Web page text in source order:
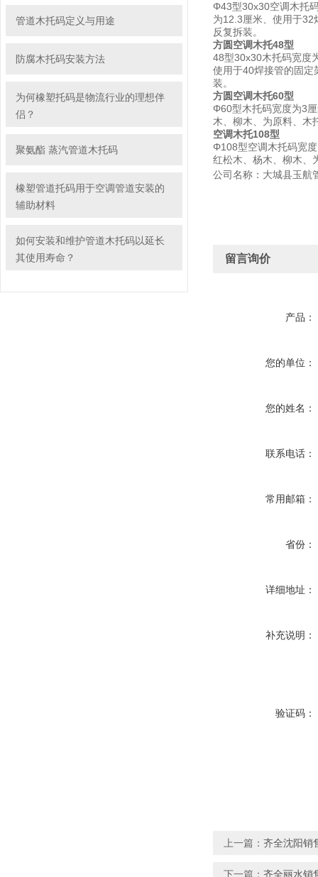
管道木托码定义与用途
防腐木托码安装方法
为何橡塑托码是物流行业的理想伴
侣？
聚氨酯 蒸汽管道木托码
橡塑管道托码用于空调管道安装的
辅助材料
如何安装和维护管道木托码以延长
其使用寿命？
Φ43型30x30空调木托
为12.3厘米、使用于32
反复拆装。
方圆空调木托48型
48型30x30木托码宽度
使用于40焊接管的固定
装。
方圆空调木托60型
Φ60型木托码宽度为3
木、柳木、为原料、木
空调木托108型
Φ108型空调木托码宽
红松木、杨木、柳木、
公司名称：大城县玉航
留言询价
产品：
您的单位：
您的姓名：
联系电话：
常用邮箱：
省份：
详细地址：
补充说明：
验证码：
上一篇： 齐全沈阳销
下一篇： 齐全丽水销